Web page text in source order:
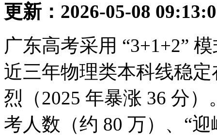
更新：2026-05-08
广东高考采用 “3+1+2”
近三年物理类本科线稳
烈（2025 年暴涨 36 分
考人数（约 80 万）、“